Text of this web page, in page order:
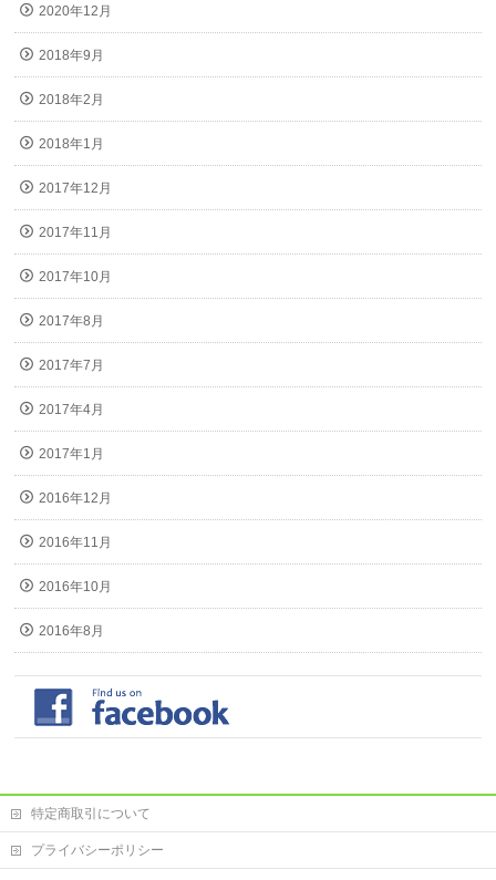
2020年12月
2018年9月
2018年2月
2018年1月
2017年12月
2017年11月
2017年10月
2017年8月
2017年7月
2017年4月
2017年1月
2016年12月
2016年11月
2016年10月
2016年8月
特定商取引について
プライバシーポリシー